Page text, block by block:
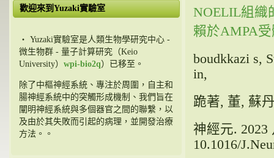
歡迎來到Yuzaki實驗室
・ Yuzaki實驗室是人類生物學研究中心 -
微生物群 - 量子計算研究（Keio
University） wpi-bio2q）已移至。
除了中樞神經系統、專注於周圍，自主和
腸神經系統中的突觸形成機制、我們旨在
闡明神經系統與多個器官之間的聯繫，以
及由於其失敗而引起的病理，並開發治療
方法。。
NOELIL組織
賴於AMPA
boudkkazi s,
in,
跪著, 董, 蘇
神經元. 2023
10.1016/